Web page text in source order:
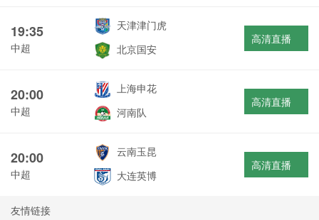
19:35
中超
天津津门虎
北京国安
高清直播
20:00
中超
上海申花
河南队
高清直播
20:00
中超
云南玉昆
大连英博
高清直播
友情链接